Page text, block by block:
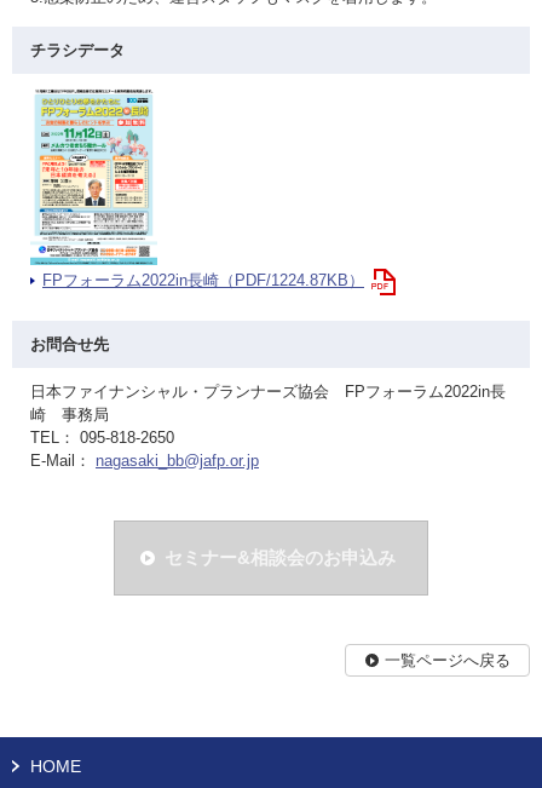
チラシデータ
FPフォーラム2022in長崎（PDF/1224.87KB）
お問合せ先
日本ファイナンシャル・プランナーズ協会 FPフォーラム2022in長
崎 事務局
TEL： 095-818-2650
E-Mail： nagasaki_bb@jafp.or.jp
セミナー&相談会のお申込み
一覧ページへ戻る
HOME